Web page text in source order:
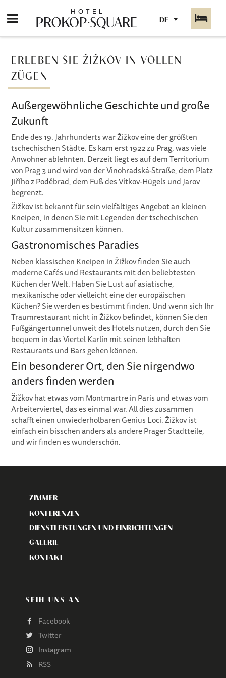
DE
ERLEBEN SIE ŽIŽKOV IN VOLLEN
ZÜGEN
Außergewöhnliche Geschichte und große
Zukunft
Ende des 19. Jahrhunderts war Žižkov eine der größten
tschechischen Städte. Es kam erst 1922 zu Prag, was viele
Anwohner ablehnten. Derzeit liegt es auf dem Territorium
von Prag 3 und wird von der Vinohradská-Straße, dem Platz
Jiřího z Poděbrad, dem Fuß des Vítkov-Hügels und Jarov
begrenzt.
Žižkov ist bekannt für sein vielfältiges Angebot an kleinen
Kneipen, in denen Sie mit Legenden der tschechischen
Kultur zusammensitzen können.
Gastronomisches Paradies
Neben klassischen Kneipen in Žižkov finden Sie auch
moderne Cafés und Restaurants mit den beliebtesten
Küchen der Welt. Haben Sie Lust auf asiatische,
mexikanische oder vielleicht eine der europäischen
Küchen? Sie werden es bestimmt finden. Und wenn sich Ihr
Traumrestaurant nicht in Žižkov befindet, können Sie den
Fußgängertunnel unweit des Hotels nutzen, durch den Sie
bequem in das Viertel Karlín mit seinen lebhaften
Restaurants und Bars gehen können.
Ein besonderer Ort, den Sie nirgendwo
anders finden werden
Žižkov hat etwas vom Montmartre in Paris und etwas vom
Arbeiterviertel, das es einmal war. All dies zusammen
schafft einen unwiederholbaren Genius Loci. Žižkov ist
einfach ein bisschen anders als andere Prager Stadtteile,
und wir finden es wunderschön.
ZIMMER
KONFERENZEN
DIENSTLEISTUNGEN UND EINRICHTUNGEN
GALERIE
KONTAKT
SEIH UNS AN
Facebook
Twitter
Instagram
RSS